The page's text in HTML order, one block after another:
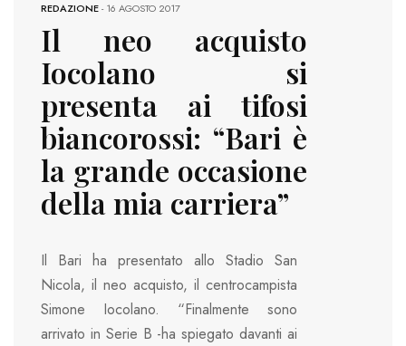
REDAZIONE-16 AGOSTO 2017
Il neo acquisto
Iocolano si
presenta ai tifosi
biancorossi: “Bari è
la grande occasione
della mia carriera”
Il Bari ha presentato allo Stadio San
Nicola, il neo acquisto, il centrocampista
Simone Iocolano. “Finalmente sono
arrivato in Serie B -ha spiegato davanti ai